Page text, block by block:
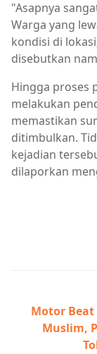
"Asapnya
Warga yang
kondisi di
disebutkan
Hingga proses
melakukan
memastikan
ditimbulkan.
kejadian
dilaporkan
Motor Beat
Muslim,